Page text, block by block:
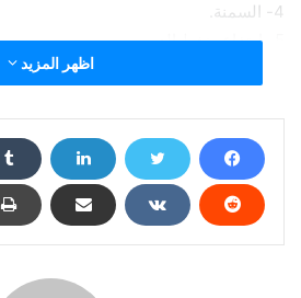
4- السمنة.
أعراض النوبات القلبية
تصاحب النوبات القلبية عدة أعراض أبرزها:
اظهر المزيد